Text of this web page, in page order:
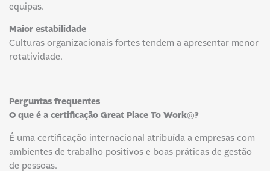
equipas.
Maior estabilidade
Culturas organizacionais fortes tendem a apresentar menor
rotatividade.
Perguntas frequentes
O que é a certificação Great Place To Work®?
É uma certificação internacional atribuída a empresas com
ambientes de trabalho positivos e boas práticas de gestão
de pessoas.